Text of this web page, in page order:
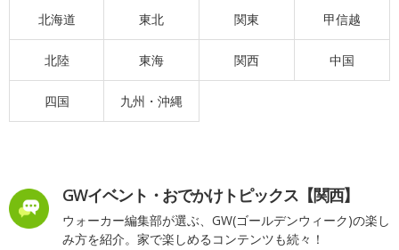
北海道 東北 関東 甲信越
北陸 東海 関西 中国
四国 九州・沖縄
GWイベント・おでかけトピックス【関西】
ウォーカー編集部が選ぶ、GW(ゴールデンウィーク)の楽し
み方を紹介。家で楽しめるコンテンツも続々！